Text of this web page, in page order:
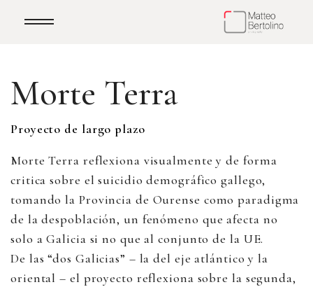
Morte Terra
Proyecto de largo plazo
Morte Terra reflexiona visualmente y de forma
critica sobre el suicidio demográfico gallego,
tomando la Provincia de Ourense como paradigma
de la despoblación, un fenómeno que afecta no
solo a Galicia si no que al conjunto de la UE.
De las “dos Galicias” – la del eje atlántico y la
oriental – el proyecto reflexiona sobre la segunda,